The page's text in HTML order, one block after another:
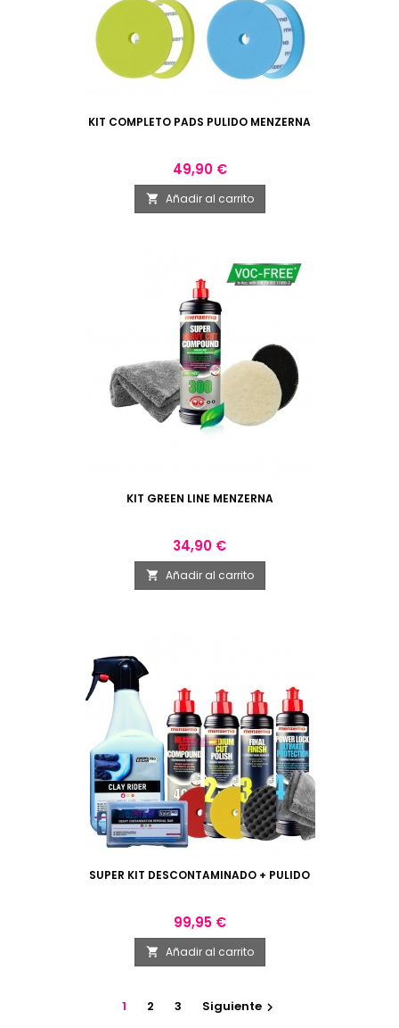
KIT COMPLETO PADS PULIDO MENZERNA
Precio
49,90 €
 Añadir al carrito
KIT GREEN LINE MENZERNA
Precio
34,90 €
 Añadir al carrito
SUPER KIT DESCONTAMINADO + PULIDO
Precio
99,95 €
 Añadir al carrito
1 2 3 Siguiente